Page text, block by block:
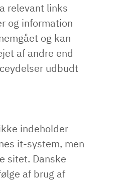
relevant links
og information
og kan
af andre end
udbudt
indeholder
it-system, men
sitet. Danske
af brug af